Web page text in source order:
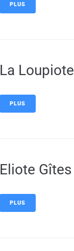
PLUS
La Loupiote
PLUS
Eliote Gîtes
PLUS